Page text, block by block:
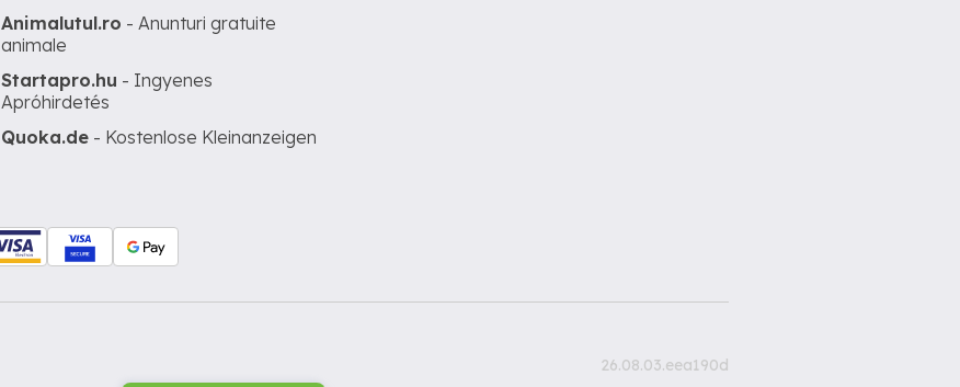
Animalutul.ro - Anunturi gratuite
animale
Startapro.hu - Ingyenes
Apróhirdetés
Quoka.de - Kostenlose Kleinanzeigen
26.08.03.eea190d